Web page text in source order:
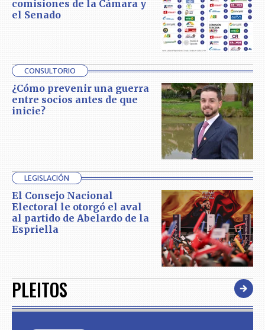
comisiones de la Cámara y
el Senado
CONSULTORIO
¿Cómo prevenir una guerra
entre socios antes de que
inicie?
LEGISLACIÓN
El Consejo Nacional
Electoral le otorgó el aval
al partido de Abelardo de la
Espriella
PLEITOS